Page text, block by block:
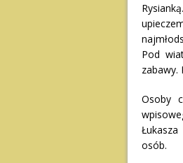
Pod
zabawy.
Osoby
osób.